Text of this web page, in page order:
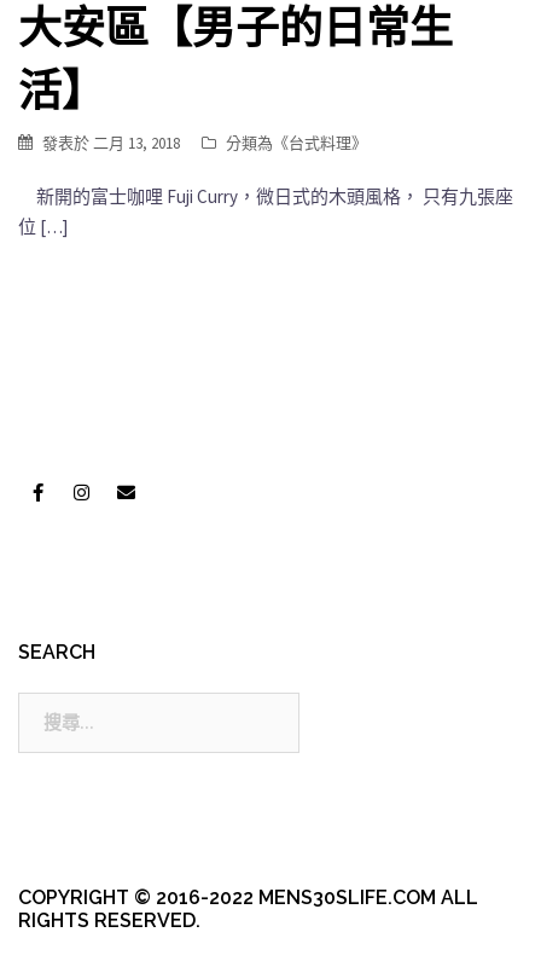
大安區【男子的日常生
活】
發表於二月 13, 2018 分類為《台式料理》
新開的富士咖哩 Fuji Curry，微日式的木頭風格， 只有九張座
位 […]
SEARCH
COPYRIGHT © 2016-2022 MENS30SLIFE.COM ALL
RIGHTS RESERVED.